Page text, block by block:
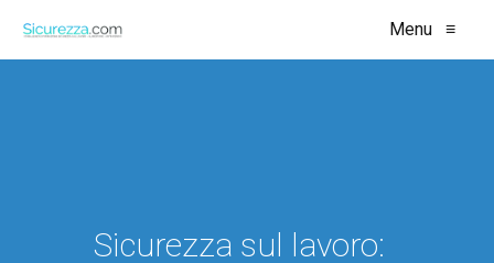
Menu ≡
Sicurezza sul lavoro: